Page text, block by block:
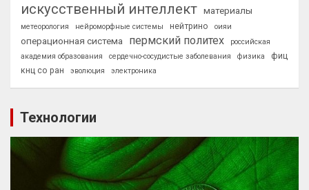
искусственный интеллект материалы
метеорология нейроморфные системы нейтрино оияи
операционная система пермский политех
российская
академия образования
сердечно-сосудистые заболевания физика
фиц
кнц со ран
эволюция электроника
Технологии